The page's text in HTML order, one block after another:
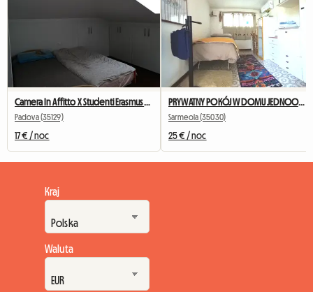
Padova (35129)
17 € / noc
PRYWATNY POKÓJ W DOMU JEDNOOSOBOWYM
Sarmeola (35030)
25 € / noc
Kraj
Waluta